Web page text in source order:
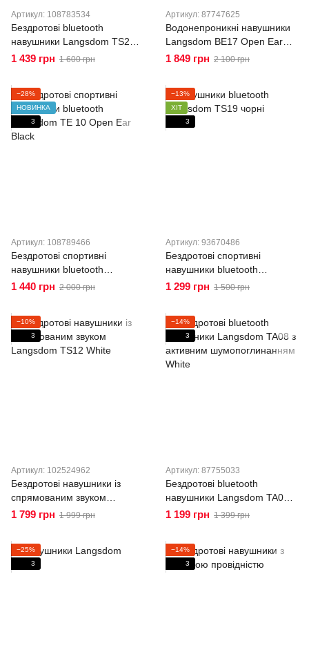
Артикул: 108783534
Бездротові bluetooth
навушники Langsdom TS28
із затискачем для вух Black
1 439 грн 1 600 грн
Артикул: 87747625
Водонепроникні навушники
Langsdom BE17 Open Ear
Sport з кістковою провідністю
32Gb
1 849 грн 2 100 грн
−28%
НОВИНКА
3
Артикул: 108789466
Бездротові спортивні
навушники bluetooth
Langsdom TE 10 Open Ear
1 440 грн 2 000 грн
−13%
ХІТ
3
Артикул: 93670486
Бездротові спортивні
навушники bluetooth
Langsdom TS19 Open Ear
1 299 грн 1 500 грн
−10%
3
Артикул: 102524962
Бездротові навушники із
спрямованим звуком
Langsdom TS12 White
1 799 грн 1 999 грн
−14%
3
Артикул: 87755033
Бездротові bluetooth
навушники Langsdom TA08 з
активним шумопоглинанням
1 199 грн 1 399 грн
−25%
3
−14%
3